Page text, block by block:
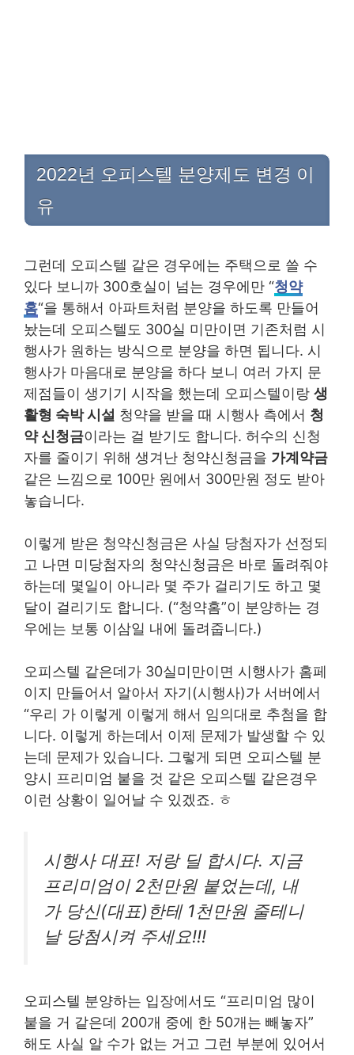
2022년 오피스텔 분양제도 변경 이
유
그런데 오피스텔 같은 경우에는 주택으로 쓸 수
있다 보니까 300호실이 넘는 경우에만 “청약
홈“을 통해서 아파트처럼 분양을 하도록 만들어
놨는데 오피스텔도 300실 미만이면 기존처럼 시
행사가 원하는 방식으로 분양을 하면 됩니다. 시
행사가 마음대로 분양을 하다 보니 여러 가지 문
제점들이 생기기 시작을 했는데 오피스텔이랑 생
활형 숙박 시설 청약을 받을 때 시행사 측에서 청
약 신청금이라는 걸 받기도 합니다. 허수의 신청
자를 줄이기 위해 생겨난 청약신청금을 가계약금
같은 느낌으로 100만 원에서 300만원 정도 받아
놓습니다.
이렇게 받은 청약신청금은 사실 당첨자가 선정되
고 나면 미당첨자의 청약신청금은 바로 돌려줘야
하는데 몇일이 아니라 몇 주가 걸리기도 하고 몇
달이 걸리기도 합니다. (“청약홈”이 분양하는 경
우에는 보통 이삼일 내에 돌려줍니다.)
오피스텔 같은데가 30실미만이면 시행사가 홈페
이지 만들어서 알아서 자기(시행사)가 서버에서
“우리 가 이렇게 이렇게 해서 임의대로 추첨을 합
니다. 이렇게 하는데서 이제 문제가 발생할 수 있
는데 문제가 있습니다. 그렇게 되면 오피스텔 분
양시 프리미엄 붙을 것 같은 오피스텔 같은경우
이런 상황이 일어날 수 있겠죠. ㅎ
시행사 대표! 저랑 딜 합시다. 지금
프리미엄이 2천만원 붙었는데, 내
가 당신(대표)한테 1천만원 줄테니
날 당첨시켜 주세요!!!
오피스텔 분양하는 입장에서도 “프리미엄 많이
붙을 거 같은데 200개 중에 한 50개는 빼놓자”
해도 사실 알 수가 없는 거고 그런 부분에 있어서